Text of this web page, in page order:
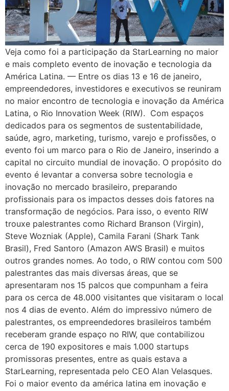
Veja como foi a participação da StarLearning no maior
e mais completo evento de inovação e tecnologia da
América Latina. — Entre os dias 13 e 16 de janeiro,
empreendedores, investidores e executivos se reuniram
no maior encontro de tecnologia e inovação da América
Latina, o Rio Innovation Week (RIW). Com espaços
dedicados para os segmentos de sustentabilidade,
saúde, agro, marketing, turismo, varejo e profissões, o
evento foi um marco para o Rio de Janeiro, inserindo a
capital no circuito mundial de inovação. O propósito do
evento é levantar a conversa sobre tecnologia e
inovação no mercado brasileiro, preparando
profissionais para os impactos desses dois fatores na
transformação de negócios. Para isso, o evento RIW
trouxe palestrantes como Richard Branson (Virgin),
Steve Wozniak (Apple), Camila Farani (Shark Tank
Brasil), Fred Santoro (Amazon AWS Brasil) e muitos
outros grandes nomes. Ao todo, o RIW contou com 500
palestrantes das mais diversas áreas, que se
apresentaram nos 15 palcos que compunham a feira
para os cerca de 48.000 visitantes que visitaram o local
nos 4 dias de evento. Além do impressivo número de
palestrantes, os empreendedores brasileiros também
receberam grande espaço no RIW, que contabilizou
cerca de 190 expositores e mais 1.000 startups
promissoras presentes, entre as quais estava a
StarLearning, representada pelo CEO Alan Velasques.
Foi o maior evento da américa latina em inovação e